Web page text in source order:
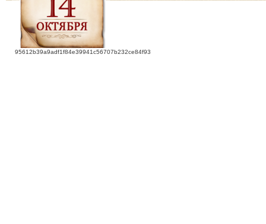
95612b39a9adf1f84e39941c56707b232ce84f93